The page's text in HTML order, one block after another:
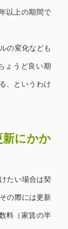
以上の期間で
の変化なども
ょうど良い期
、というわけ
新にかか
たい場合は契
の際には更新
料（家賃の半